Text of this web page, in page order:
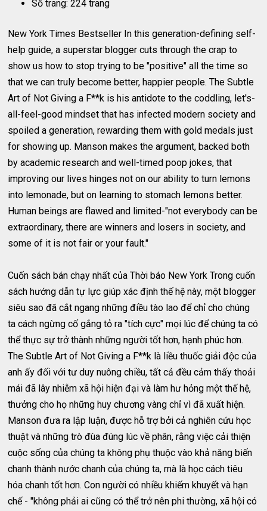
Số trang: 224 trang
New York Times Bestseller In this generation-defining self-
help guide, a superstar blogger cuts through the crap to
show us how to stop trying to be "positive" all the time so
that we can truly become better, happier people. The Subtle
Art of Not Giving a F**k is his antidote to the coddling, let's-
all-feel-good mindset that has infected modern society and
spoiled a generation, rewarding them with gold medals just
for showing up. Manson makes the argument, backed both
by academic research and well-timed poop jokes, that
improving our lives hinges not on our ability to turn lemons
into lemonade, but on learning to stomach lemons better.
Human beings are flawed and limited-"not everybody can be
extraordinary, there are winners and losers in society, and
some of it is not fair or your fault."
Cuốn sách bán chạy nhất của Thời báo New York Trong cuốn
sách hướng dẫn tự lực giúp xác định thế hệ này, một blogger
siêu sao đã cắt ngang những điều tào lao để chỉ cho chúng
ta cách ngừng cố gắng tỏ ra "tích cực" mọi lúc để chúng ta có
thể thực sự trở thành những người tốt hơn, hạnh phúc hơn.
The Subtle Art of Not Giving a F**k là liều thuốc giải độc của
anh ấy đối với tư duy nuông chiều, tất cả đều cảm thấy thoải
mái đã lây nhiễm xã hội hiện đại và làm hư hỏng một thế hệ,
thưởng cho họ những huy chương vàng chỉ vì đã xuất hiện.
Manson đưa ra lập luận, được hỗ trợ bởi cả nghiên cứu học
thuật và những trò đùa đúng lúc về phân, rằng việc cải thiện
cuộc sống của chúng ta không phụ thuộc vào khả năng biến
chanh thành nước chanh của chúng ta, mà là học cách tiêu
hóa chanh tốt hơn. Con người có nhiều khiếm khuyết và hạn
chế - "không phải ai cũng có thể trở nên phi thường, xã hội có